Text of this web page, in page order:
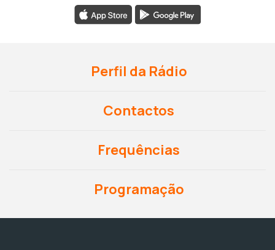
Perfil da Rádio
Contactos
Frequências
Programação